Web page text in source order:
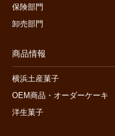
保険部門
卸売部門
商品情報
横浜土産菓子
OEM商品・オーダーケーキ
洋生菓子